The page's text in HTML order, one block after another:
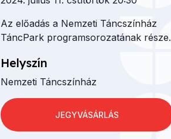
Az előadás a Nemzeti Táncszínház
TáncPark programsorozatának része.
Helyszín
Nemzeti Táncszínház
JEGYVÁSÁRLÁS